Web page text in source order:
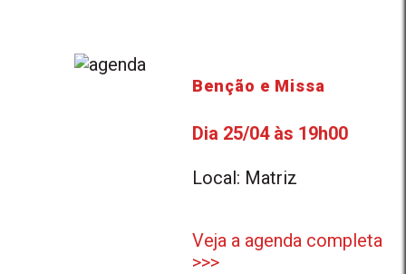
Benção e Missa
Dia 25/04 às 19h00
Local: Matriz
Veja a agenda completa
>>>